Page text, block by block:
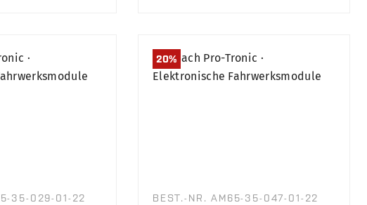
35-029-01-22
20%
BEST.-NR. AM65-35-047-01-22